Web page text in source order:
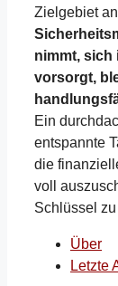
Zielgebiet
nimmt, sich
vorsorgt,
Ein
entspannte
die
voll
Schlüssel
Über
Letzte